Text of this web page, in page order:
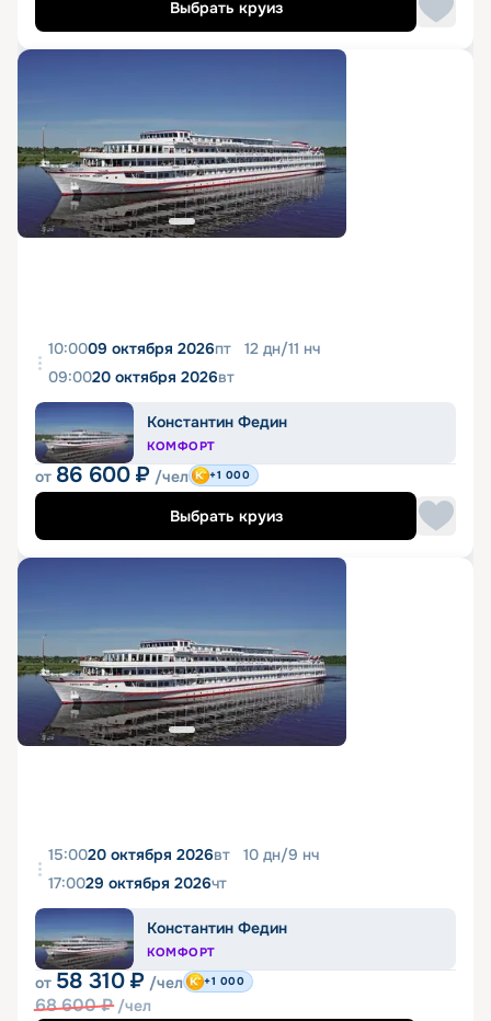
Выбрать круиз
10:0009 октября 2026пт 12 дн/11 нч
09:0020 октября 2026вт
Константин Федин
КОМФОРТ
от 86 600 ₽ /чел +1 000
Выбрать круиз
15:0020 октября 2026вт 10 дн/9 нч
17:0029 октября 2026чт
Константин Федин
КОМФОРТ
от 58 310 ₽ /чел
68 600₽ /чел
+1 000